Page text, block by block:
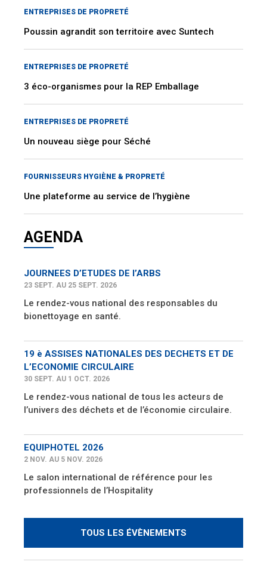
ENTREPRISES DE PROPRETÉ
Poussin agrandit son territoire avec Suntech
ENTREPRISES DE PROPRETÉ
3 éco-organismes pour la REP Emballage
ENTREPRISES DE PROPRETÉ
Un nouveau siège pour Séché
FOURNISSEURS HYGIÈNE & PROPRETÉ
Une plateforme au service de l’hygiène
AGENDA
JOURNEES D’ETUDES DE l’ARBS
23 SEPT. AU 25 SEPT. 2026
Le rendez-vous national des responsables du
bionettoyage en santé.
19 è ASSISES NATIONALES DES DECHETS ET DE
L’ECONOMIE CIRCULAIRE
30 SEPT. AU 1 OCT. 2026
Le rendez-vous national de tous les acteurs de
l’univers des déchets et de l’économie circulaire.
EQUIPHOTEL 2026
2 NOV. AU 5 NOV. 2026
Le salon international de référence pour les
professionnels de l’Hospitality
TOUS LES ÉVÈNEMENTS